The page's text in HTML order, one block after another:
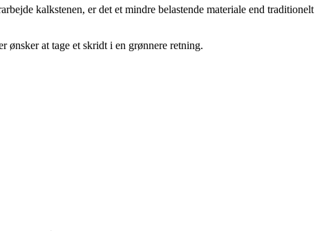
kalkstenen, er det et mindre belastende materiale end traditionelt
at tage et skridt i en grønnere retning.